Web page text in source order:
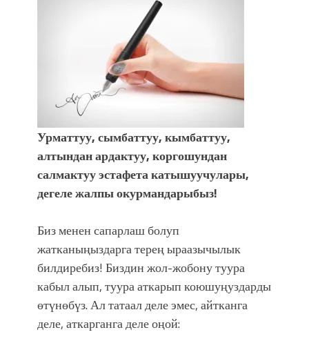
Урматтуу, сымбаттуу, кымбаттуу,
алтындан ардактуу, коргошундан
салмактуу эстафета катышуучулары,
дегеле жалпы окурмандарыбыз!
Биз менен сапарлаш болуп
жатканыңыздарга терең ыраазычылык
билдиребиз! Биздин жол-жобону туура
кабыл алып, туура аткарып коюшуңуздарды
өтүнөбүз. Ал татаал деле эмес, айтканга
деле, аткарганга деле оңой: